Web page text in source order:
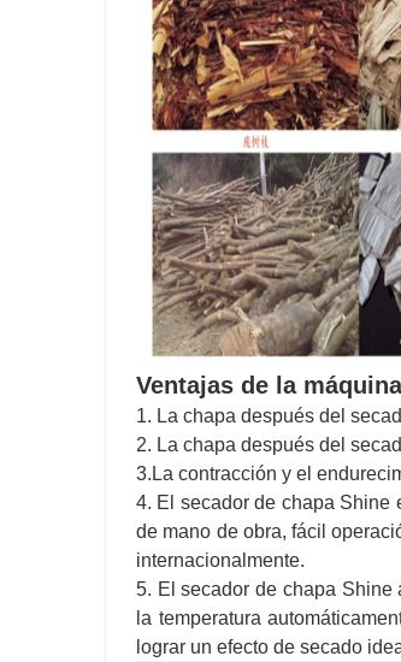
Ventajas de la
1. La chapa después del
2. La chapa después del
3.La contracción y el
4. El secador de chapa Shine
de mano de obra, fácil
internacionalmente.
5. El secador de chapa Shine
la temperatura
lograr un efecto de secado